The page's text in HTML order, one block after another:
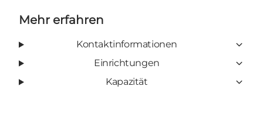
Mehr erfahren
Kontaktinformationen
Einrichtungen
Kapazität